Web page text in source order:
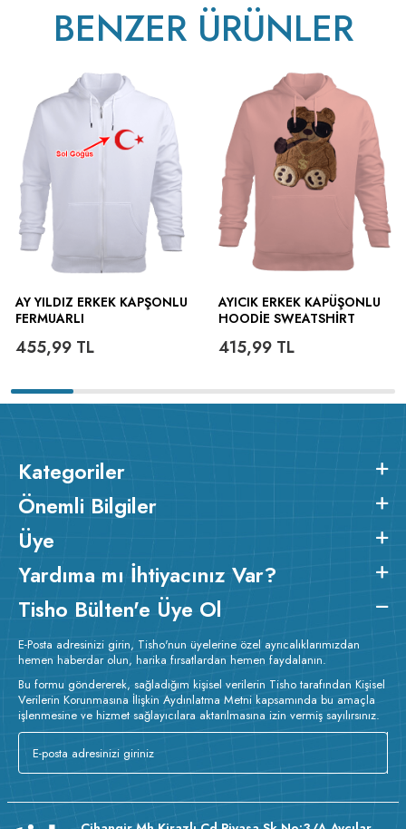
BENZER ÜRÜNLER
AY YILDIZ ERKEK KAPŞONLU
FERMUARLI
455,99 TL
AYICIK ERKEK KAPÜŞONLU
HOODIE SWEATSHIRT
415,99TL
Kategoriler
Önemli Bilgiler
Üye
Yardıma mı İhtiyacınız Var?
Tisho Bülten'e Üye Ol
E-Posta adresinizi girin, Tisho'nun üyelerine özel ayrıcalıklarımızdan
hemen haberdar olun, harika fırsatlardan hemen faydalanın.
Bu formu göndererek, sağladığım kişisel verilerin Tisho tarafından Kişisel
Verilerin Korunmasına İlişkin Aydınlatma Metni kapsamında bu amaçla
işlenmesine ve hizmet sağlayıcılara aktarılmasına izin vermiş sayılırsınız.